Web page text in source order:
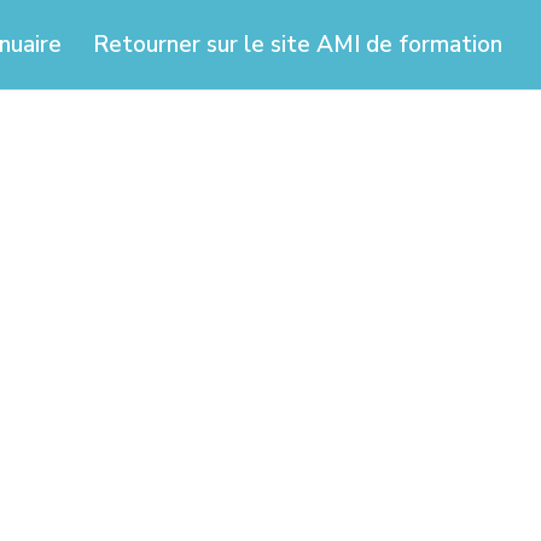
Retourner sur le site AMI de formation